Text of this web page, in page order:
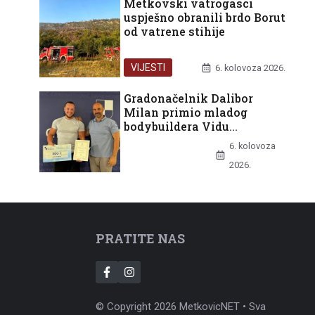
Metkovski vatrogasci
uspješno obranili brdo Borut
od vatrene stihije
VIJESTI 6. kolovoza 2026.
Gradonačelnik Dalibor
Milan primio mladog
bodybuildera Vidu
Batinovića nakon europske
6. kolovoza
2026.
PRATITE NAS
© Copyright 2026 MetkovicNET • Sva